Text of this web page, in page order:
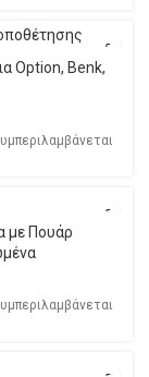
Option, Benk,
με Πουάρ